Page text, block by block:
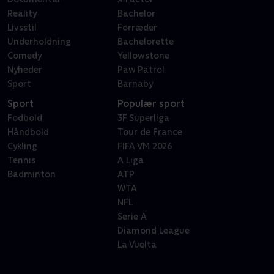
Reality
Livsstil
Underholdning
Comedy
Nyheder
Sport
Bachelor
Forræder
Bachelorette
Yellowstone
Paw Patrol
Barnaby
Sport
Fodbold
Håndbold
Cykling
Tennis
Badminton
Populær sport
3F Superliga
Tour de France
FIFA VM 2026
A Liga
ATP
WTA
NFL
Serie A
Diamond League
La Vuelta